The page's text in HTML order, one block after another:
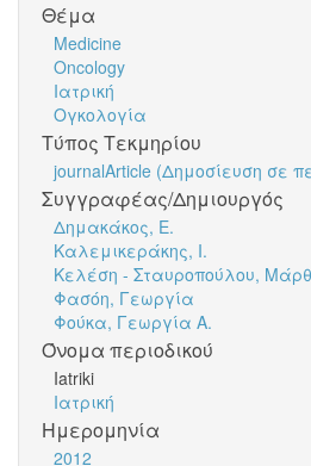
Θέμα
Medicine
Oncology
Ιατρική
Ογκολογία
Τύπος Τεκμηρίου
journalArticle (Δημοσίευση σε
Συγγραφέας/Δημιουργός
Δημακάκος, Ε.
Καλεμικεράκης, Ι.
Κελέση - Σταυροπούλου,
Φασόη, Γεωργία
Φούκα, Γεωργία Α.
Όνομα περιοδικού
Iatriki
Ιατρική
Ημερομηνία
2012